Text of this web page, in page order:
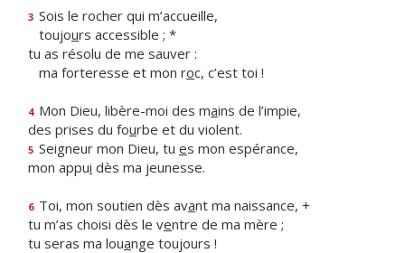
3 Sois le rocher qui m’accueille,
toujours accessible ; *
tu as résolu de me sauver :
ma forteresse et mon roc, c’est toi !
4 Mon Dieu, libère-moi des mains de l’impie,
des prises du fourbe et du violent.
5 Seigneur mon Dieu, tu es mon espérance,
mon appui dès ma jeunesse.
6 Toi, mon soutien dès avant ma naissance, +
tu m’as choisi dès le ventre de ma mère ;
tu seras ma louange toujours !